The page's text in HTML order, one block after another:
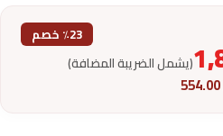
٪23 خصم
(يشمل الضريبة المضافة)